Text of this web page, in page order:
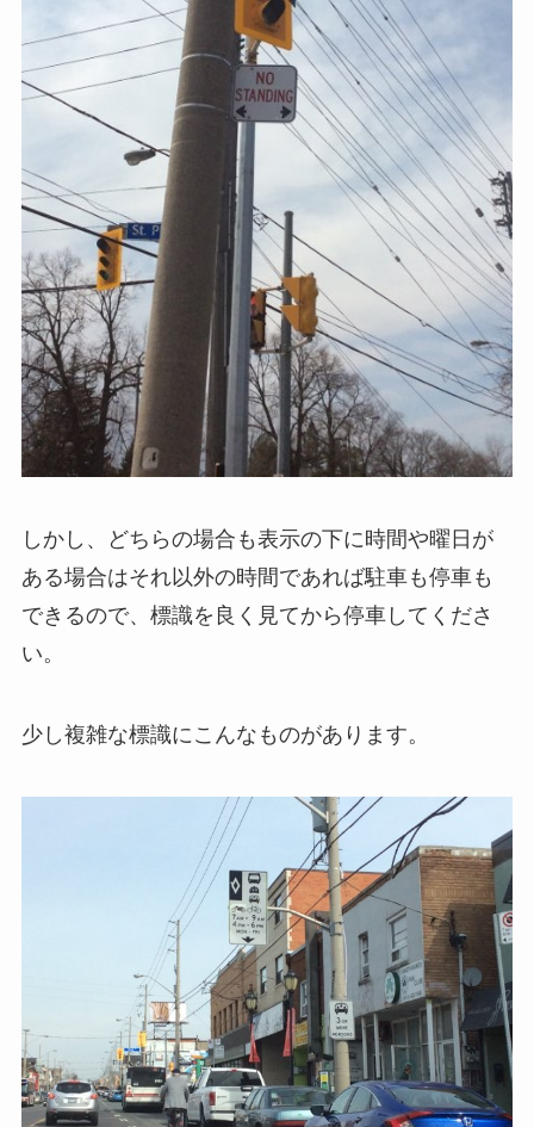
しかし、どちらの場合も表示の下に時間や曜日が
ある場合はそれ以外の時間であれば駐車も停車も
できるので、標識を良く見てから停車してくださ
い。
少し複雑な標識にこんなものがあります。